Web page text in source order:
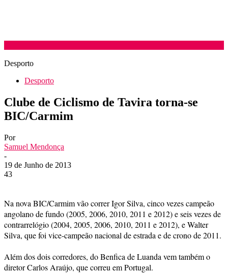
Desporto
Desporto
Clube de Ciclismo de Tavira torna-se
BIC/Carmim
Por
Samuel Mendonça
-
19 de Junho de 2013
43
Na nova BIC/Carmim vão correr Igor Silva, cinco vezes campeão
angolano de fundo (2005, 2006, 2010, 2011 e 2012) e seis vezes de
contrarrelógio (2004, 2005, 2006, 2010, 2011 e 2012), e Walter
Silva, que foi vice-campeão nacional de estrada e de crono de 2011.
Além dos dois corredores, do Benfica de Luanda vem também o
diretor Carlos Araújo, que correu em Portugal.